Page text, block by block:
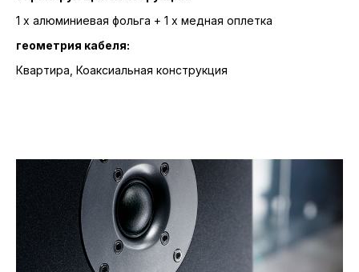
1 x алюминиевая фольга + 1 x медная оплетка
геометрия кабеля:
Квартира, Коаксиальная конструкция